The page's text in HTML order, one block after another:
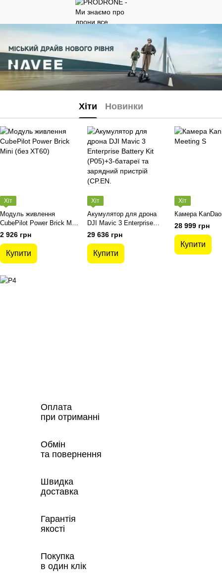
Хіти Новинки
Хіт
Модуль живлення
CubePilot Power Brick Mini
(без XT60)
2 926 грн
Купити
Хіт
Акумулятор для дрона
DJI Mavic 3 Enterprise
Battery Kit (P05)+3-
батареї та зарядний
пристрій (CP.EN.
29 636 грн
Купити
Хіт
Камера
28 999 грн
Купити
Оплата
при отриманні
Обмін
та повернення
Швидка
доставка
Гарантія
якості
Покупка
в один клік